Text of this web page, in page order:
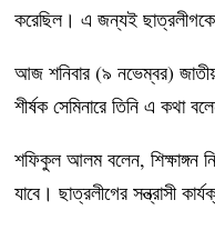
করেছিল। এ জন্যই ছাত্রলীগকে
আজ শনিবার (৯ নভেম্বর) জাতীয়
শীর্ষক সেমিনারে তিনি এ কথা
শফিকুল আলম বলেন, শিক্ষাঙ্গন
যাবে। ছাত্রলীগের সন্ত্রাসী